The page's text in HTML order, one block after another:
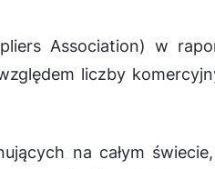
Association) w
liczby
na całym